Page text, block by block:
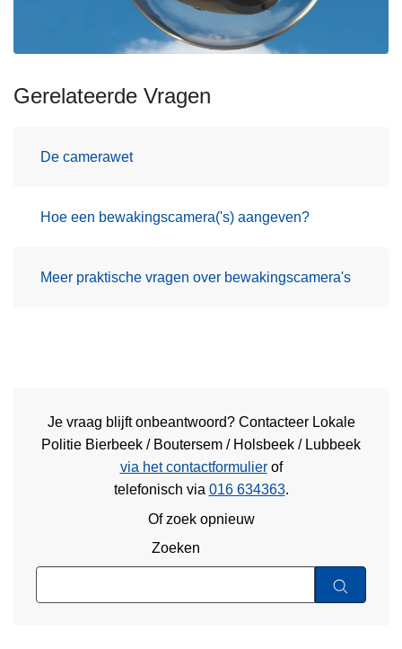
Gerelateerde Vragen
De camerawet
Hoe een bewakingscamera('s) aangeven?
Meer praktische vragen over bewakingscamera's
Je vraag blijft onbeantwoord? Contacteer Lokale
Politie Bierbeek / Boutersem / Holsbeek / Lubbeek
via het contactformulierof
telefonisch via 016 634363.
Of zoek opnieuw
Zoeken